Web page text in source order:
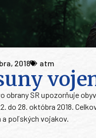
2018 atm
obrany SR upozorňuje
do 28. októbra 2018.
a poľských vojakov.